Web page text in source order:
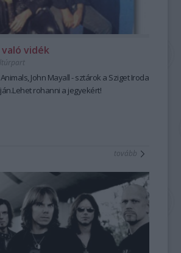
vidék
John Mayall - sztárok a Sziget Iroda
rohanni a jegyekért!
tovább